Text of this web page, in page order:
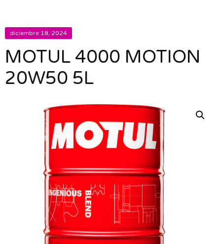
diciembre 18, 2024
MOTUL 4000 MOTION
20W50 5L